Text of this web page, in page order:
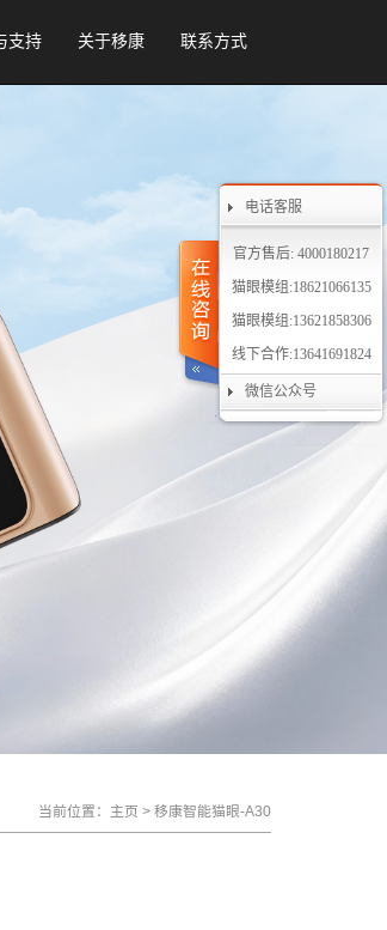
电话客服
官方售后: 4000180217
猫眼模组:18621066135
猫眼模组:13621858306
线下合作:13641691824
微信公众号
支持 关于移康 联系方式
当前位置： 主页 > 移康智能猫眼-A30